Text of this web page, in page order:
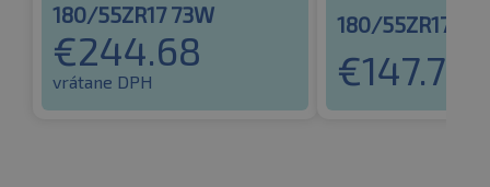
180/55ZR17 73W
€244.68
vrátane DPH
180/55ZR17
€147.76